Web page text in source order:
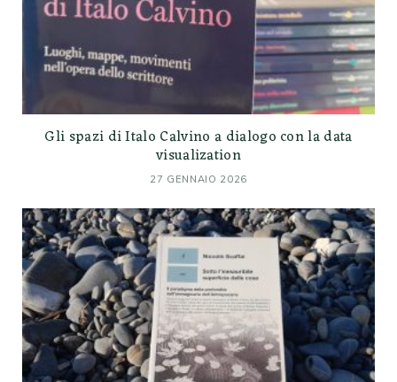
Gli spazi di Italo Calvino a dialogo con la data
visualization
27 GENNAIO 2026